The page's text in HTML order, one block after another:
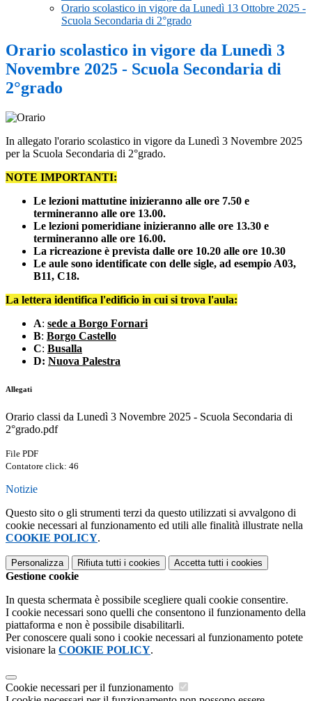
Orario scolastico in vigore da Lunedì 13 Ottobre 2025 -
Scuola Secondaria di 2°grado
Orario scolastico in vigore da Lunedì 3
Novembre 2025 - Scuola Secondaria di
2°grado
In allegato l'orario scolastico in vigore da Lunedì 3 Novembre 2025
per la Scuola Secondaria di 2°grado.
NOTE IMPORTANTI:
Le lezioni mattutine inizieranno alle ore 7.50 e
termineranno alle ore 13.00.
Le lezioni pomeridiane inizieranno alle ore 13.30 e
termineranno alle ore 16.00.
La ricreazione è prevista dalle ore 10.20 alle ore 10.30
Le aule sono identificate con delle sigle, ad esempio A03,
B11, C18.
La lettera identifica l'edificio in cui si trova l'aula:
A: sede a Borgo Fornari
B: Borgo Castello
C: Busalla
D: Nuova Palestra
Allegati
Orario classi da Lunedì 3 Novembre 2025 - Scuola Secondaria di
2°grado.pdf
File PDF
Contatore click: 46
Notizie
Questo sito o gli strumenti terzi da questo utilizzati si avvalgono di
cookie necessari al funzionamento ed utili alle finalità illustrate nella
COOKIE POLICY.
Personalizza Rifiuta tutti i cookies Accetta tutti i cookies
Gestione cookie
In questa schermata è possibile scegliere quali cookie consentire.
I cookie necessari sono quelli che consentono il funzionamento della
piattaforma e non è possibile disabilitarli.
Per conoscere quali sono i cookie necessari al funzionamento potete
visionare la COOKIE POLICY.
Cookie necessari per il funzionamento